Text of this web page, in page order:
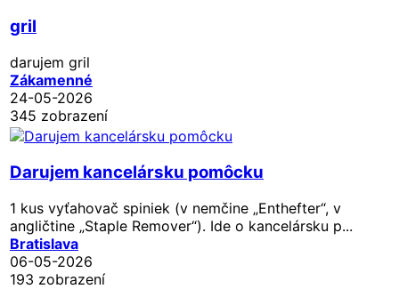
gril
darujem gril
Zákamenné
24-05-2026
345 zobrazení
Darujem kancelársku pomôcku
1 kus vyťahovač spiniek (v nemčine „Enthefter“, v
angličtine „Staple Remover“). Ide o kancelársku p...
Bratislava
06-05-2026
193 zobrazení